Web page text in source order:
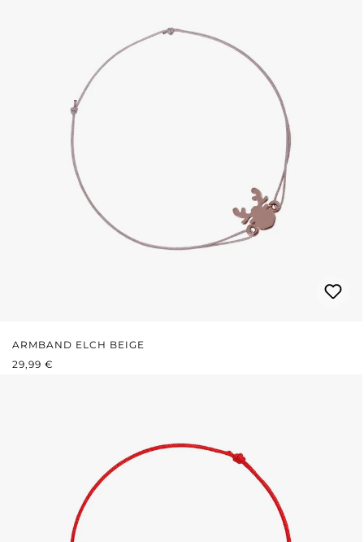
ARMBAND ELCH BEIGE
REGULÄRER PREIS:
29,99 €